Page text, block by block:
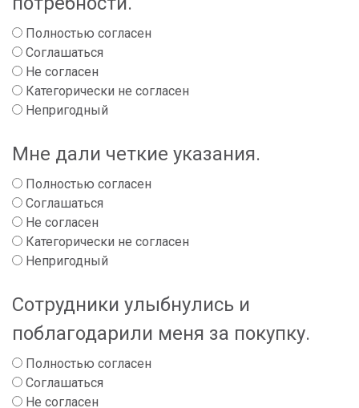
Полностью согласен
Соглашаться
Не согласен
Категорически не согласен
Непригодный
Мне дали четкие указания.
Полностью согласен
Соглашаться
Не согласен
Категорически не согласен
Непригодный
Сотрудники улыбнулись и
поблагодарили меня за покупку.
Полностью согласен
Соглашаться
Не согласен